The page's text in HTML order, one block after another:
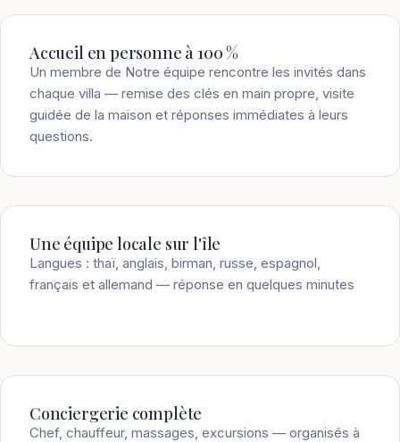
Accueil en personne à 100 %
Un membre de Notre équipe rencontre les invités dans
chaque villa — remise des clés en main propre, visite
guidée de la maison et réponses immédiates à leurs
questions.
Une équipe locale sur l'île
Langues : thaï, anglais, birman, russe, espagnol,
français et allemand — réponse en quelques minutes
Conciergerie complète
Chef, chauffeur, massages, excursions — organisés à